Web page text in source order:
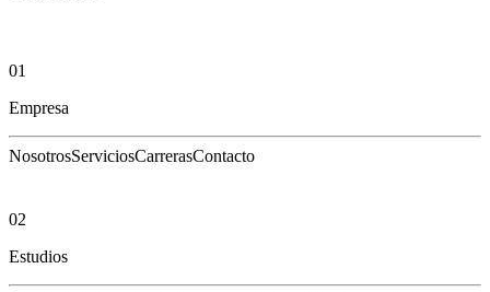
01
Empresa
NosotrosServiciosCarrerasContacto
02
Estudios